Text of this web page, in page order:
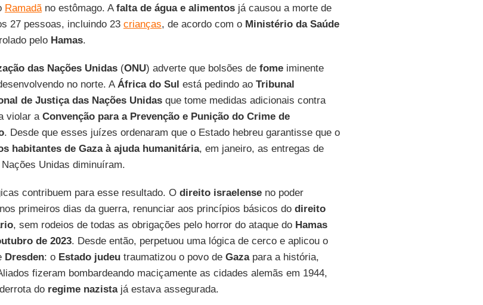
Ramadãno estômago. Afalta de água e alimentosjá causou a morte de
27 pessoas, incluindo 23 crianças, de acordo com o Ministério da Saúde
pelo Hamas.
das Nações Unidas(ONU) adverte que bolsões de fomeiminente
no norte. AÁfrica do Sul está pedindo ao Tribunal
de Justiça das Nações Unidasque tome medidas adicionais contra
violar a Convenção para a Prevenção e Punição do Crime de
. Desde que esses juízes ordenaram que o Estado hebreu garantisse que o
habitantes de Gaza à ajuda humanitária, em janeiro, as entregas de
Unidas diminuíram.
contribuem para esse resultado. O direito israelenseno poder
primeiros dias da guerra, renunciar aos princípios básicos do direito
, sem rodeios de todas as obrigações pelo horror do ataque do Hamas
de 2023. Desde então, perpetuou uma lógica de cerco e aplicou o
Dresden: o Estado judeutraumatizou o povo de Gazapara a história,
fizeram bombardeando maciçamente as cidades alemãs em 1944,
do regime nazistajá estava assegurada.